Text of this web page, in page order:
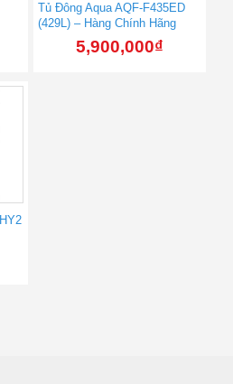
Tủ Đông Aqua AQF-F435ED
(429L) – Hàng Chính Hãng
5,900,000₫